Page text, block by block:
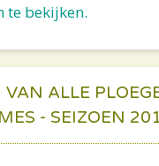
te bekijken.
ALLE
- SEIZOEN